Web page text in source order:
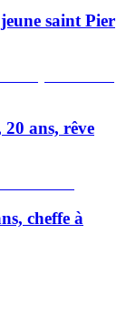
saint Pier
ans, rêve
cheffe à